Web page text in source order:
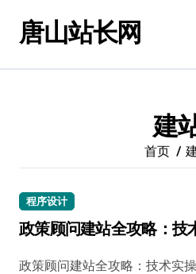
唐山站长网
建
首页
程序设计
政策顾问建站全攻略：技
政策顾问建站全攻略：技术实